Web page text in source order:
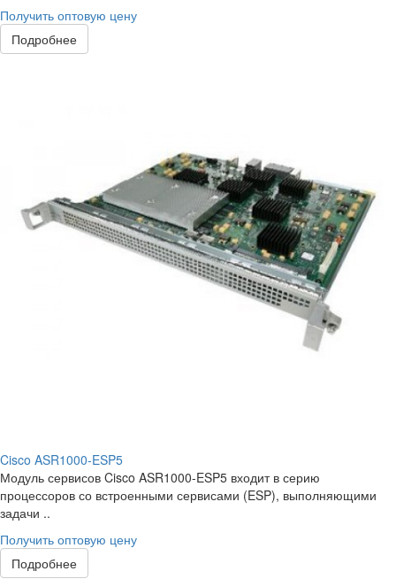
Получить оптовую цену
Подробнее
Cisco ASR1000-ESP5
Модуль сервисов Cisco ASR1000-ESP5 входит в серию
процессоров со встроенными сервисами (ESP), выполняющими
задачи ..
Получить оптовую цену
Подробнее